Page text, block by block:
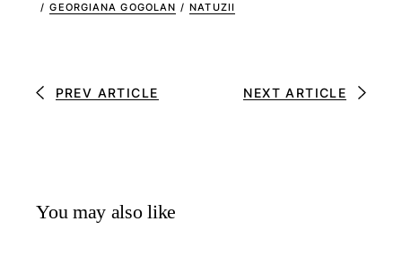
/ GEORGIANA GOGOLAN / NATUZII
PREV ARTICLE NEXT ARTICLE
You may also like